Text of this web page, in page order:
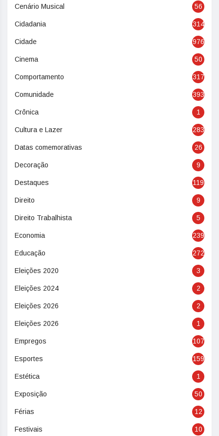
Cenário Musical 56
Cidadania 314
Cidade 976
Cinema 50
Comportamento 317
Comunidade 393
Crônica 1
Cultura e Lazer 283
Datas comemorativas 26
Decoração 9
Destaques 119
Direito 9
Direito Trabalhista 5
Economia 239
Educação 272
Eleições 2020 3
Eleições 2024 2
Eleições 2026 2
Eleições 2026 1
Empregos 107
Esportes 159
Estética 1
Exposição 50
Férias 12
Festivais 10